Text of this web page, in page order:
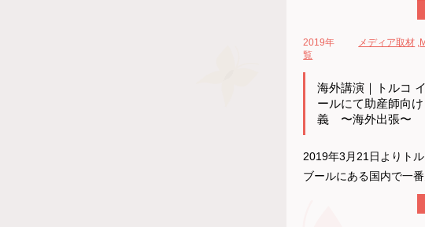
2019年 メディア取材 ,
覧
海外講演｜トルコ
ールにて助産師向
義 〜海外出張〜
2019年3月21日よりト
ブールにある国内で一